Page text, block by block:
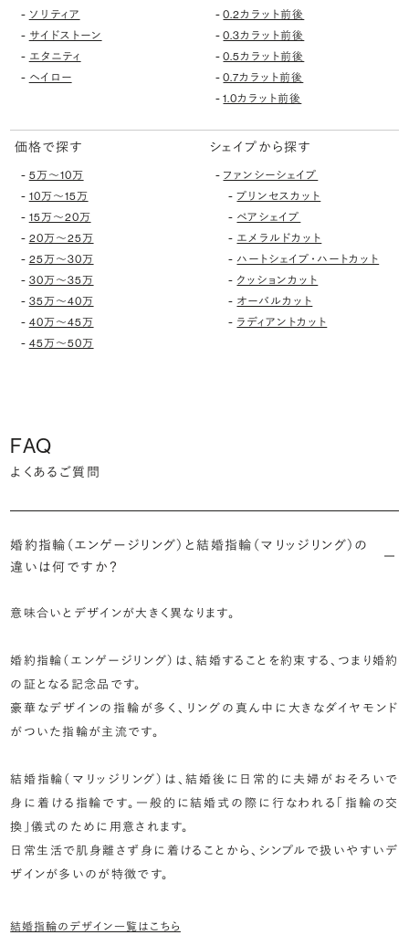
- ソリティア
- サイドストーン
- エタニティ
- ヘイロー
-0.2カラット前後
-0.3カラット前後
-0.5カラット前後
-0.7カラット前後
-1.0カラット前後
価格で探す
- 5万〜10万
- 10万〜15万
- 15万〜20万
- 20万〜25万
- 25万〜30万
- 30万〜35万
- 35万〜40万
- 40万〜45万
- 45万〜50万
シェイプから探す
- ファンシーシェイプ
-プリンセスカット
- ペアシェイプ
- エメラルドカット
- ハートシェイプ・ハートカット
- クッションカット
- オーバルカット
- ラディアントカット
FAQ
よくあるご質問
婚約指輪（エンゲージリング）と結婚指輪（マリッジリング）の
違いは何ですか？
意味合いとデザインが大きく異なります。
婚約指輪（エンゲージリング）は、結婚することを約束する、つまり婚約
の証となる記念品です。
豪華なデザインの指輪が多く、リングの真ん中に大きなダイヤモンド
がついた指輪が主流です。
結婚指輪（マリッジリング）は、結婚後に日常的に夫婦がおそろいで
身に着ける指輪です。一般的に結婚式の際に行なわれる「指輪の交
換」儀式のために用意されます。
日常生活で肌身離さず身に着けることから、シンプルで扱いやすいデ
ザインが多いのが特徴です。
結婚指輪のデザイン一覧はこちら